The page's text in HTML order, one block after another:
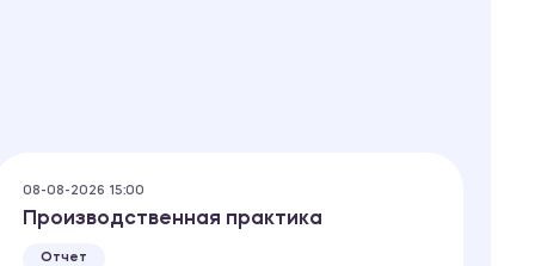
08-08-2026 15:00
Производственная практика
Отчет